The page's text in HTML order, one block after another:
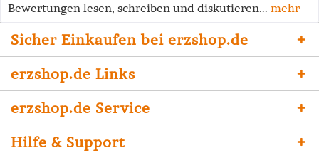
Bewertungen lesen, schreiben und diskutieren... mehr
Sicher Einkaufen bei erzshop.de
erzshop.de Links
erzshop.de Service
Hilfe & Support